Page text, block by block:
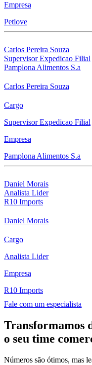
Empresa
Petlove
Carlos Pereira Souza
Supervisor Expedicao Filial
Pamplona Alimentos S.a
Carlos Pereira Souza
Cargo
Supervisor Expedicao Filial
Empresa
Pamplona Alimentos S.a
Daniel Morais
Analista Lider
R10 Imports
Daniel Morais
Cargo
Analista Lider
Empresa
R10 Imports
Fale com um especialista
Transformamos
o seu time
Números são ótimos, mas